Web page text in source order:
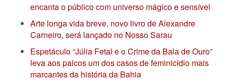
encanta o público com universo mágico e sensível
Arte longa vida breve, novo livro de Alexandre
Carneiro, será lançado no Nosso Sarau
Espetáculo “Júlia Fetal e o Crime da Bala de Ouro”
leva aos palcos um dos casos de feminicídio mais
marcantes da história da Bahia